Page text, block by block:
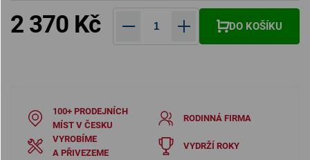
2 370 Kč DO KOŠÍKU
100+ PRODEJNÍCH
MÍST V ČESKU
RODINNÁ FIRMA
VYROBÍME
A PŘIVEZEME
VYDRŽÍ ROKY